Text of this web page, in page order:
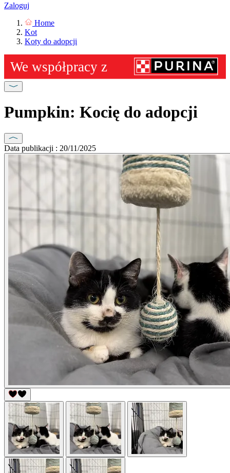
Zaloguj
Home
Kot
Koty do adopcji
Pumpkin: Kocię do adopcji
Data publikacji : 20/11/2025